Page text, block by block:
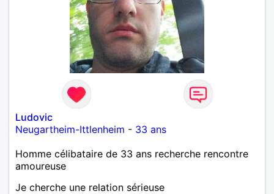
Ludovic
Neugartheim-Ittlenheim - 33 ans
Homme célibataire de 33 ans recherche rencontre
amoureuse
Je cherche une relation sérieuse